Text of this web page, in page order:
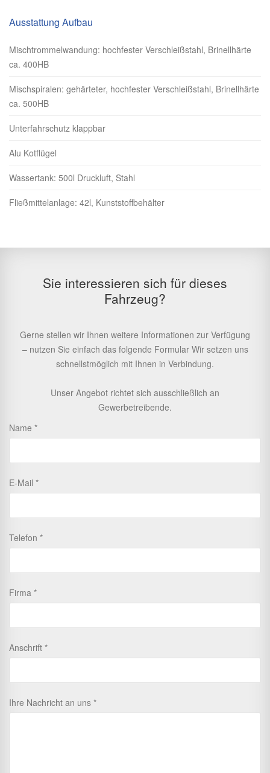
Ausstattung Aufbau
Mischtrommelwandung: hochfester Verschleißstahl, Brinellhärte
ca. 400HB
Mischspiralen: gehärteter, hochfester Verschleißstahl, Brinellhärte
ca. 500HB
Unterfahrschutz klappbar
Alu Kotflügel
Wassertank: 500l Druckluft, Stahl
Fließmittelanlage: 42l, Kunststoffbehälter
Sie interessieren sich für dieses
Fahrzeug?
Gerne stellen wir Ihnen weitere Informationen zur Verfügung
– nutzen Sie einfach das folgende Formular Wir setzen uns
schnellstmöglich mit Ihnen in Verbindung.
Unser Angebot richtet sich ausschließlich an
Gewerbetreibende.
Name
E-Mail
Telefon
Firma
Anschrift
Ihre Nachricht an uns